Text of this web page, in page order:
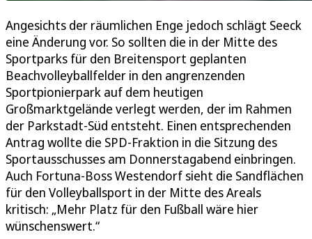
Angesichts der räumlichen Enge jedoch schlägt Seeck
eine Änderung vor. So sollten die in der Mitte des
Sportparks für den Breitensport geplanten
Beachvolleyballfelder in den angrenzenden
Sportpionierpark auf dem heutigen
Großmarktgelände verlegt werden, der im Rahmen
der Parkstadt-Süd entsteht. Einen entsprechenden
Antrag wollte die SPD-Fraktion in die Sitzung des
Sportausschusses am Donnerstagabend einbringen.
Auch Fortuna-Boss Westendorf sieht die Sandflächen
für den Volleyballsport in der Mitte des Areals
kritisch: „Mehr Platz für den Fußball wäre hier
wünschenswert.“